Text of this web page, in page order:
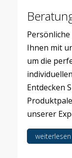
Ihnen mit
um die
Entdecken
unserer
weiterlesen